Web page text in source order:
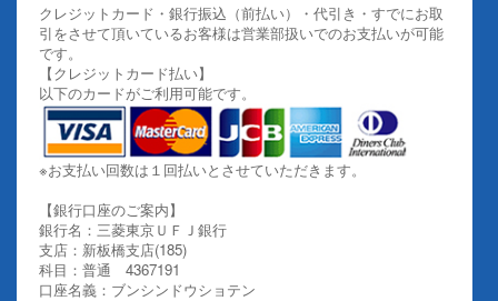
クレジットカード・銀行振込（前払い）・代引き・すでにお取
引をさせて頂いているお客様は営業部扱いでのお支払いが可能
です。
【クレジットカード払い】
以下のカードがご利用可能です。
※お支払い回数は１回払いとさせていただきます。
【銀行口座のご案内】
銀行名：三菱東京ＵＦＪ銀行
支店：新板橋支店(185)
科目：普通 4367191
口座名義：ブンシンドウショテン